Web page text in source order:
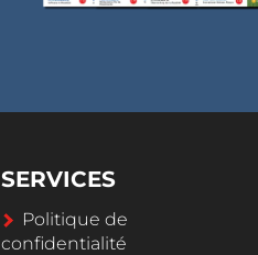
SERVICES
Politique de
confidentialité